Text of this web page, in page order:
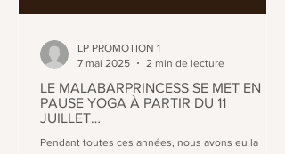
LE MALABARPRINCESS SE MET EN
PAUSE YOGA À PARTIR DU 11
JUILLET…
Pendant toutes ces années, nous avons eu la
LP PROMOTION 1
7 mai 2025
2 min de lecture